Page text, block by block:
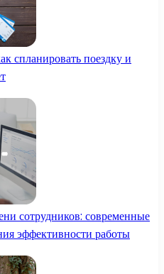
спланировать поездку и
сотрудников: современные
эффективности работы